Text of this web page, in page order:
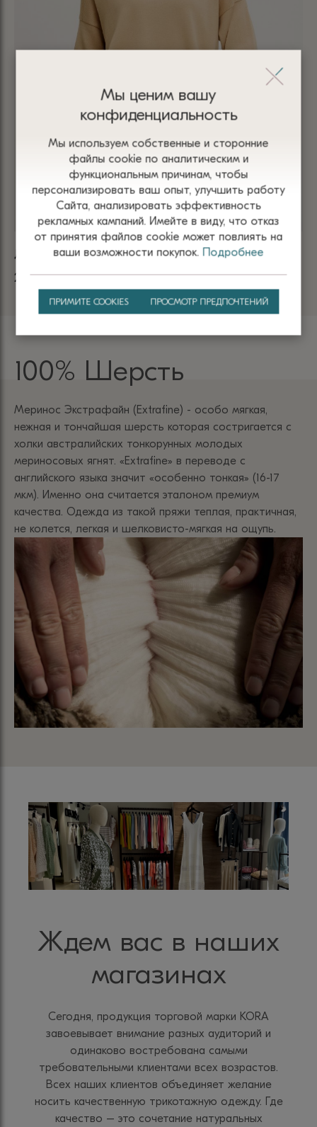
ДЖЕМПЕР БЕЖ ИЗ 100% ШЕРСТИ МЕРИНОСА 5102
2 560₴
100% Шерсть
Меринос Экстрафайн (Extrafine) - особо мягкая,
нежная и тончайшая шерсть которая состригается с
холки австралийских тонкорунных молодых
мериносовых ягнят. «Extrafine» в переводе с
английского языка значит «особенно тонкая» (16-17
мкм). Именно она считается эталоном премиум
качества. Одежда из такой пряжи теплая, практичная,
не колется, легкая и шелковисто-мягкая на ощупь.
Ждем вас в наших
магазинах
Сегодня, продукция торговой марки KORA
завоевывает внимание разных аудиторий и
одинаково востребована самыми
требовательными клиентами всех возрастов.
Всех наших клиентов объединяет желание
носить качественную трикотажную одежду. Где
качество – это сочетание натуральных
Мы ценим вашу
конфиденциальность
Мы используем собственные и сторонние
файлы сооkіе по аналитическим и
функциональным причинам, чтобы
персонализировать ваш опыт, улучшить работу
Сайта, анализировать эффективность
рекламных кампаний. Имейте в виду, что отказ
от принятия файлов сооkіе может повлиять на
ваши возможности покупок. Подробнее
ПРИМИТЕ COOKIES ПРОСМОТР ПРЕДПОЧТЕНИЙ